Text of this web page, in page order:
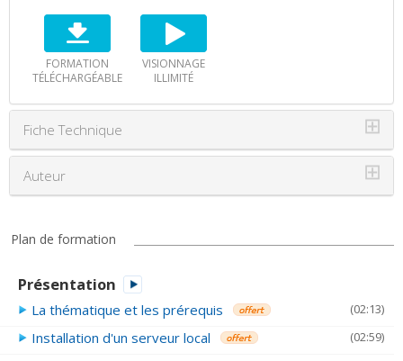
FORMATION
TÉLÉCHARGÉABLE
VISIONNAGE
ILLIMITÉ
⊞
Fiche Technique
⊞
Auteur
Plan de formation
Présentation
La thématique et les prérequis (02:13)
Installation d'un serveur local (02:59)